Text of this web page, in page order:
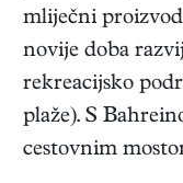
mliječni
novije doba
rekreacijsko
plaže). S
cestovnim